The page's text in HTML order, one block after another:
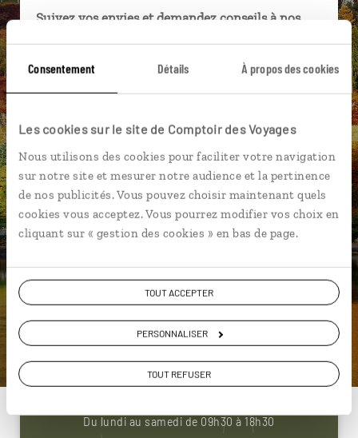
Consentement Détails À propos des cookies
Les cookies sur le site de Comptoir des Voyages
Nous utilisons des cookies pour faciliter votre navigation
sur notre site et mesurer notre audience et la pertinence
de nos publicités. Vous pouvez choisir maintenant quels
cookies vous acceptez. Vous pourrez modifier vos choix en
cliquant sur « gestion des cookies » en bas de page.
TOUT ACCEPTER
PERSONNALISER
TOUT REFUSER
Suivez vos envies et demandez conseils à nos
Ils sauront organiser votre itinéraire au plus
près de vos envies et de la réalité du pays.
connectés en agence, mais aussi par email ou
téléphone.
Vous gardez le même interlocuteur avant,
pendant et après votre voyage.
DEMANDER UN DEVIS
ou
Construisez votre voyage avec un spécialiste Ecosse
01 85 08 22 92
Du lundi au samedi de 09h30 à 18h30